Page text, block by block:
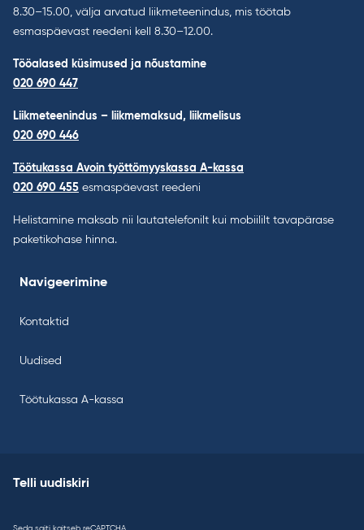
8.30–15.00, välja arvatud liikmeteenindus, mis töötab
esmaspäevast reedeni kell 8.30–12.00.
Tööalased küsimused ja nõustamine
020 690 447
Liikmeteenindus – liikmemaksud, liikmelisus
020 690 446
Töötukassa Avoin työttömyyskassa A-kassa
020 690 455 esmaspäevast reedeni
Helistamine maksab nii lautatelefonilt kui mobiililt tavapärase
paketikohase hinna.
Navigeerimine
Kontaktid
Uudised
Töötukassa A-kassa
Telli uudiskiri